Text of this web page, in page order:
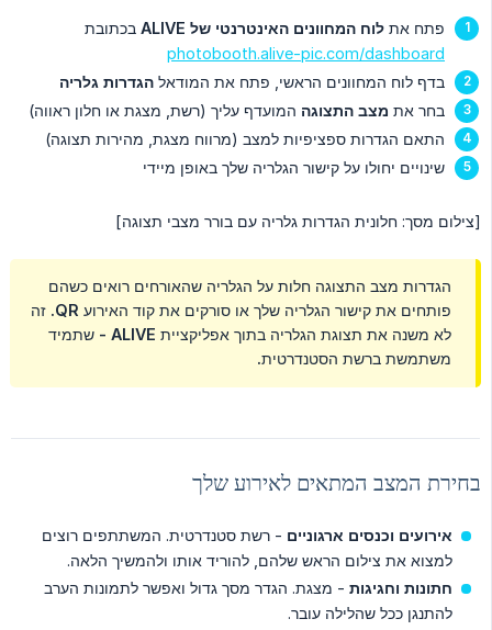
פתח את לוח המחוונים האינטרנטי של ALIVE
בכתובת
photobooth.alive-pic.com/dashboard
בדף לוח המחוונים הראשי, פתח את המודאל הגדרות גלריה
בחר את מצב התצוגה המועדף עליך (רשת, מצגת או חלון ראווה)
התאם הגדרות ספציפיות למצב (מרווח מצגת, מהירות תצוגה)
שינויים יחולו על קישור הגלריה שלך באופן מיידי
[צילום מסך: חלונית הגדרות גלריה עם בורר מצבי תצוגה]
הגדרות מצב התצוגה חלות על הגלריה שהאורחים רואים כשהם
פותחים את קישור הגלריה שלך או סורקים את קוד האירוע QR. זה
לא משנה את תצוגת הגלריה בתוך אפליקציית ALIVE - שתמיד
משתמשת ברשת הסטנדרטית.
בחירת המצב המתאים לאירוע שלך
אירועים וכנסים ארגוניים - רשת סטנדרטית. המשתתפים רוצים
למצוא את צילום הראש שלהם, להוריד אותו ולהמשיך הלאה.
חתונות וחגיגות - מצגת. הגדר מסך גדול ואפשר לתמונות הערב
להתנגן ככל שהלילה עובר.